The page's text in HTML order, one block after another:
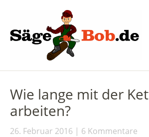
Wie lange mit der
arbeiten?
26. Februar 2016 6 Kommentare